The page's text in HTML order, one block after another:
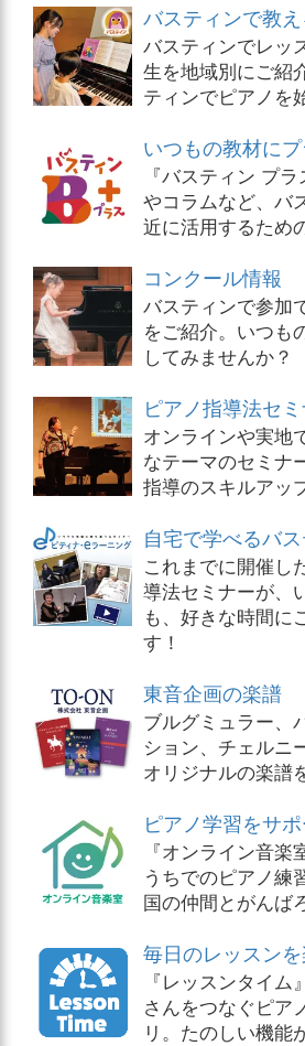
バスティンで教
バスティンでレッ
生を地域別にご紹
ティンでピアノを
いつもの教材にプ
『バスティン プ
やコラムなど、バ
近に活用するため
コンクール情報
バスティンで参加
をご紹介。いつも
してみませんか？
ピアノ指導法セ
オンラインや実地
なテーマのセミナ
指導のスキルアッ
自宅で学べるバ
これまでに開催し
導法セミナーが、
も、好きな時間に
す！
東音企画の楽譜
ブルグミュラー、
ション、チェルニ
オリジナルの楽譜
ピアノ学習をサポ
『オンライン音
うちでのピアノ練
国の仲間とがんば
毎日のレッスンを
『レッスンタイ
さんをつなぐピア
リ。たのしい機能